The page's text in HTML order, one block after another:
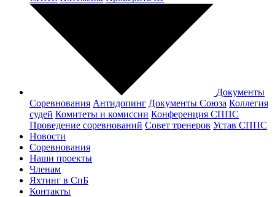
Документы
Соревнования Антидопинг Документы Cоюза Коллегия
судей Комитеты и комиссии Конференция СППС
Проведение соревнований Совет тренеров Устав СППС
Новости
Соревнования
Наши проекты
Членам
Яхтинг в СпБ
Контакты